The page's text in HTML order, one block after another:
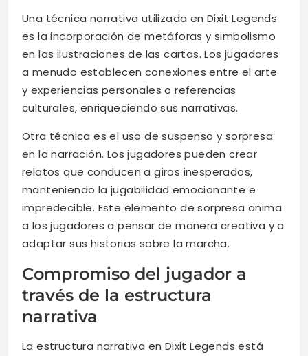
Una técnica narrativa utilizada en Dixit Legends
es la incorporación de metáforas y simbolismo
en las ilustraciones de las cartas. Los jugadores
a menudo establecen conexiones entre el arte
y experiencias personales o referencias
culturales, enriqueciendo sus narrativas.
Otra técnica es el uso de suspenso y sorpresa
en la narración. Los jugadores pueden crear
relatos que conducen a giros inesperados,
manteniendo la jugabilidad emocionante e
impredecible. Este elemento de sorpresa anima
a los jugadores a pensar de manera creativa y a
adaptar sus historias sobre la marcha.
Compromiso del jugador a
través de la estructura
narrativa
La estructura narrativa en Dixit Legends está